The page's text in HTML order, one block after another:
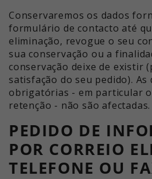
Conservaremos os dados
formulário de contacto até
eliminação, revogue o seu
sua conservação ou a
conservação deixe de existir
satisfação do seu pedido).
obrigatórias - em particular
retenção - não são afectadas.
PEDIDO DE
POR CORREIO
TELEFONE OU